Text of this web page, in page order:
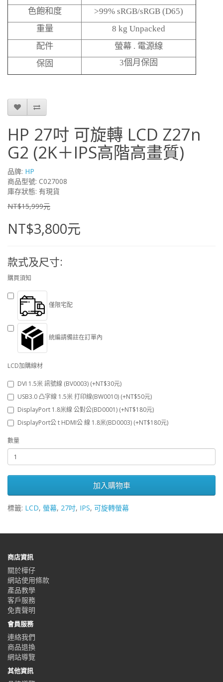
色飽和度
>99% sRGB/sRGB (D65)
重量
8 kg Unpacked
配件
螢幕 . 電源線
保固
3個月保固
HP 27吋 可旋轉 LCD Z27n
G2 (2K＋IPS高階高畫質)
品牌: HP
商品型號: C027008
庫存狀態: 有現貨
NT$15,999元
NT$3,800元
款式及尺寸:
購買須知
僅限宅配
統編請備註在訂單內
LCD加購線材
DVI 1.5米 訊號線 (BV0003) (+NT$30元)
USB3.0 凸字線 1.5米 打印線(BW0010) (+NT$50元)
DisplayPort 1.8米線 公對公(BD0001) (+NT$180元)
DisplayPort公 t HDMI公 線 1.8米(BD0003) (+NT$180元)
數量
加入購物車
標籤: LCD, 螢幕, 27吋, IPS, 可旋轉螢幕
商店資訊
關於樺仔
網站使用條款
產品教學
客戶服務
免責聲明
會員服務
連絡我們
商品退換
網站導覽
其他資訊